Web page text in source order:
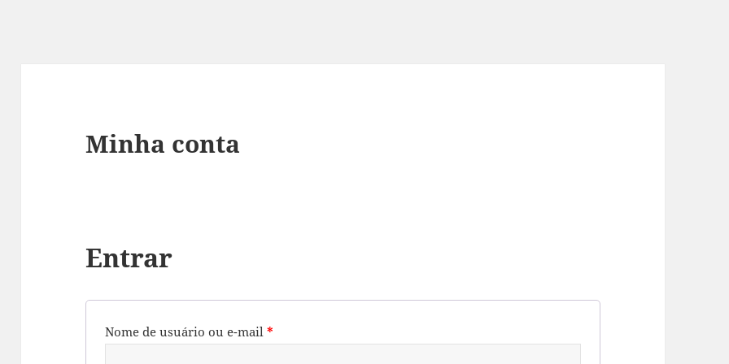
Minha conta
Entrar
Nome de usuário ou e-mail*